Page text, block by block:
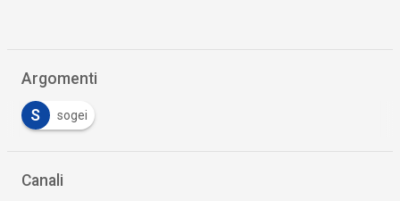
Argomenti
S sogei
Canali